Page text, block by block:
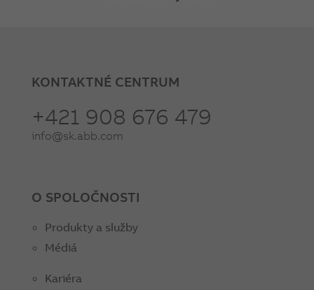
KONTAKTNÉ CENTRUM
+421 908 676 479
info@sk.abb.com
O SPOLOČNOSTI
Produkty a služby
Médiá
Kariéra